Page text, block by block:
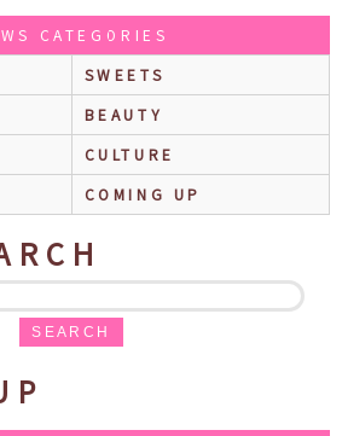
CATEGORIES
SWEETS
BEAUTY
CULTURE
COMING UP
SEARCH